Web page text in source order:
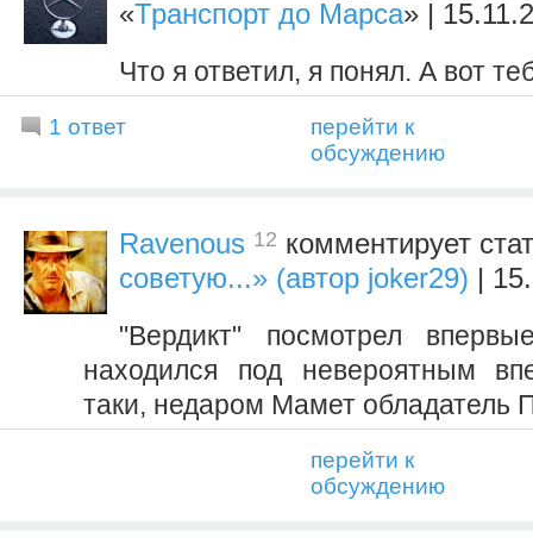
«Транспорт до Марса» |
Что я ответил, я понял. А вот
1 ответ
перейти к
обсуждению
Ravenous 12 комментирует
советую...» (автор joker29) |
"Вердикт" посмотрел
находился под невероятным
таки, недаром Мамет обладатель
перейти к
обсуждению